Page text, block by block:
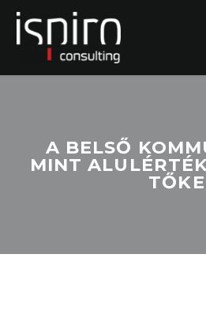
A BELSŐ
MINT
TŐKE